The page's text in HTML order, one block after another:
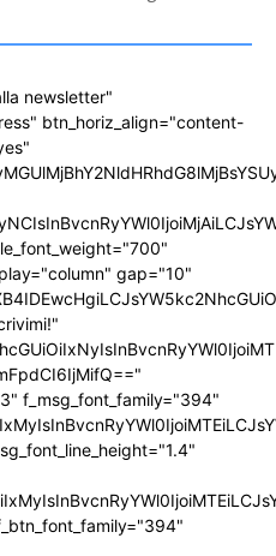
newsletter"
btn_horiz_align="content-
gap="10"
f_msg_font_family="394"